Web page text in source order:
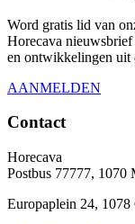
Word gratis lid van
Horecava nieuwsbrief
en ontwikkelingen uit
AANMELDEN
Contact
Horecava
Postbus 77777, 1070
Europaplein 24,